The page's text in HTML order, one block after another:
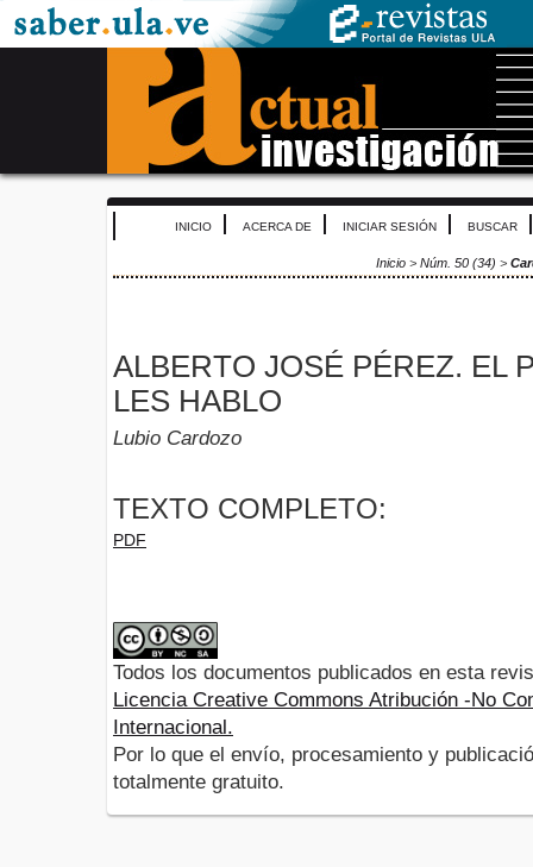
INICIO ACERCA DE INICIAR SESIÓN BUSCAR
Inicio > Núm. 50 (34) >
ALBERTO JOSÉ PÉREZ. EL
LES HABLO
Lubio Cardozo
TEXTO COMPLETO:
PDF
Todos los documentos publicados en esta
Licencia Creative Commons Atribución -No
Internacional.
Por lo que el envío, procesamiento y
totalmente gratuito.